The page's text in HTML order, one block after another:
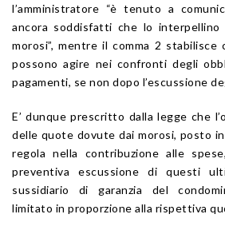
l’amministratore “è tenuto a
ancora soddisfatti che lo
morosi”, mentre il comma 2 stabilisce
possono agire nei confronti degli
pagamenti, se non dopo l’escussione
E’ dunque prescritto dalla legge che
delle quote dovute dai morosi, posto
regola nella contribuzione alle
preventiva escussione di questi
sussidiario di garanzia del
limitato in proporzione alla rispettiva